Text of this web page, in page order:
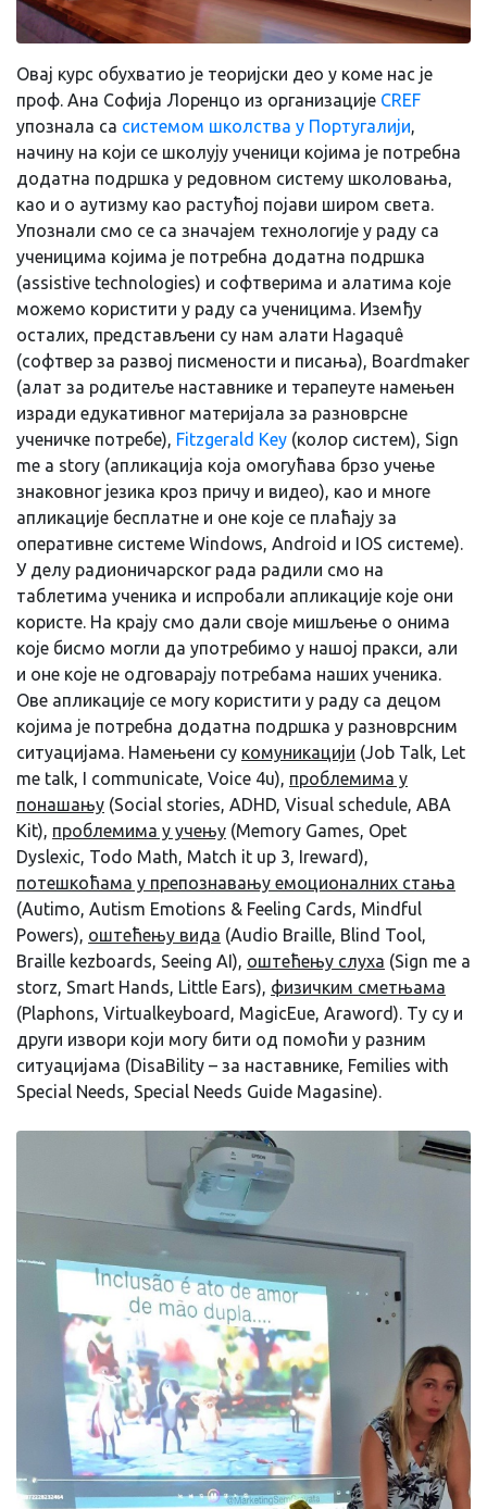
Овај курс обухватио је теоријски део у коме нас је
проф. Ана Софија Лоренцо из организације CREF
упознала са системом школства у Португалији,
начину на који се школују ученици којима је потребна
додатна подршка у редовном систему школовања,
као и о аутизму као растућој појави широм света.
Упознали смо се са значајем технологије у раду са
ученицима којима је потребна додатна подршка
(assistive technologies) и софтверима и алатима које
можемо користити у раду са ученицима. Иземђу
осталих, представљени су нам алати Hagaquê
(софтвер за развој писмености и писања), Boardmaker
(алат за родитеље наставнике и терапеуте намењен
изради едукативног материјала за разноврсне
ученичке потребе), Fitzgerald Key (колор систем), Sign
me a story (апликација која омогућава брзо учење
знаковног језика кроз причу и видео), као и многе
апликације бесплатне и оне које се плаћају за
оперативне системе Windows, Android и IOS системе).
У делу радионичарског рада радили смо на
таблетима ученика и испробали апликације које они
користе. На крају смо дали своје мишљење о онима
које бисмо могли да употребимо у нашој пракси, али
и оне које не одговарају потребама наших ученика.
Ове апликације се могу користити у раду са децом
којима је потребна додатна подршка у разноврсним
ситуацијама. Намењени су комуникацији (Job Talk, Let
me talk, I communicate, Voice 4u), проблемима у
понашању (Social stories, ADHD, Visual schedule, ABA
Kit), проблемима у учењу (Memory Games, Opet
Dyslexic, Todo Math, Match it up 3, Ireward),
потешкоћама у препознавању емоционалних стања
(Autimo, Autism Emotions & Feeling Cards, Mindful
Powers), оштећењу вида (Audio Braille, Blind Tool,
Braille kezboards, Seeing AI), оштећењу слуха (Sign me a
storz, Smart Hands, Little Ears), физичким сметњама
(Plaphons, Virtualkeyboard, MagicEue, Araword). Ту су и
други извори који могу бити од помоћи у разним
ситуацијама (DisaBility – за наставнике, Femilies with
Special Needs, Special Needs Guide Magasine).